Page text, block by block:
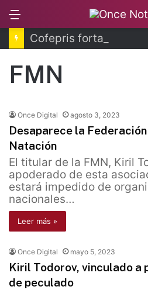
FMN
Once Digital agosto 3, 2023
Desaparece la
Natación
El titular de la FMN, Kiril
apoderado de esta
estará impedido de
nacionales…
Leer más »
Once Digital mayo 5, 2023
Kiril Todorov, vinculado a
de peculado